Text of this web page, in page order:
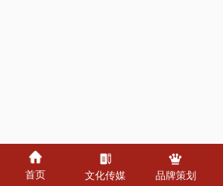
首页 文化传媒 品牌策划